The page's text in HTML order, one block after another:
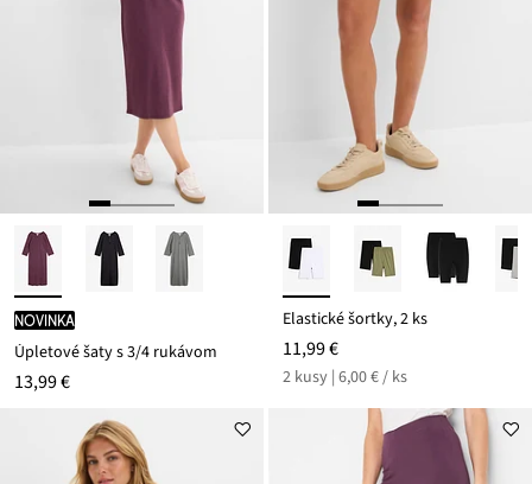
novinka
Úpletové šaty s 3/4 rukávom
13,99 €
Elastické šortky, 2 ks
11,99 €
2 kusy | 6,00 € / ks